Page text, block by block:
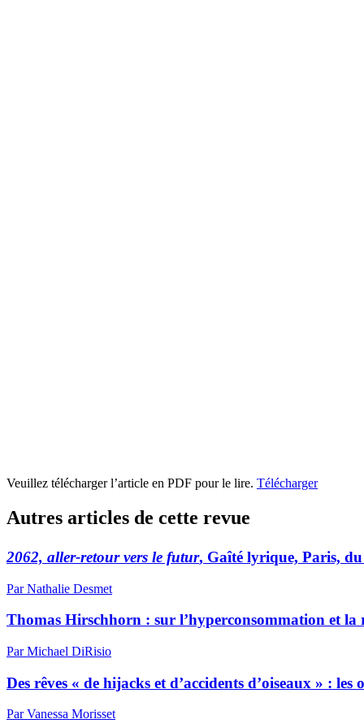
Veuillez télécharger l’article en PDF pour le lire. Télécharger
Autres articles de cette revue
2062, aller-retour vers le futur, Gaîté lyrique, Paris,
Par Nathalie Desmet
Thomas Hirschhorn : sur l’hyperconsommation et
Par Michael DiRisio
Des rêves « de hijacks et d’accidents d’oiseaux » :
Par Vanessa Morisset